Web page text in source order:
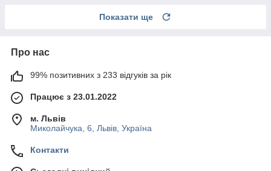
Показати ще
Про нас
99% позитивних з 233 відгуків за рік
Працює з 23.01.2022
м. Львів
Миколайчука, 6, Львів, Україна
Контакти